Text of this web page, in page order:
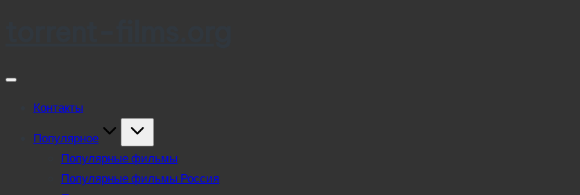
Контакты
Популярное
Популярные фильмы
Популярные фильмы Россия